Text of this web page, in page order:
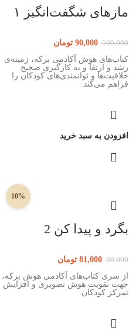
مازهای شگفت‌انگیز ۱
100,000
90,000 تومان
کتاب‌های هوش آکادمی برکه، زمینه‌ی
رشد و ارتقا و به کارگیری صحیح
خلاقیت‌ها و توانمندی‌های کودکان را
فراهم می‌کند.
افزودن به سبد خرید
10%
بگرد و پیدا کن 2
90,000
81,000 تومان
از سری کتاب‌های آکادمی هوش برکه،
جهت تقویت هوش تصویری و افزایش
تمرکز کودکان.